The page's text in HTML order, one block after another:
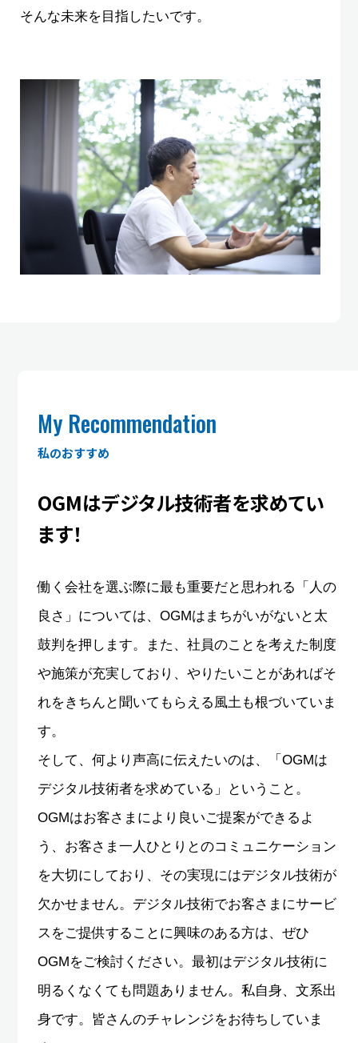
そんな未来を目指したいです。
My Recommendation
私のおすすめ
OGMはデジタル技術者を求めてい
ます！
働く会社を選ぶ際に最も重要だと思われる「人の
良さ」については、OGMはまちがいがないと太
鼓判を押します。また、社員のことを考えた制度
や施策が充実しており、やりたいことがあればそ
れをきちんと聞いてもらえる風土も根づいていま
す。
そして、何より声高に伝えたいのは、「OGMは
デジタル技術者を求めている」ということ。
OGMはお客さまにより良いご提案ができるよ
う、お客さま一人ひとりとのコミュニケーション
を大切にしており、その実現にはデジタル技術が
欠かせません。デジタル技術でお客さまにサービ
スをご提供することに興味のある方は、ぜひ
OGMをご検討ください。最初はデジタル技術に
明るくなくても問題ありません。私自身、文系出
身です。皆さんのチャレンジをお待ちしていま